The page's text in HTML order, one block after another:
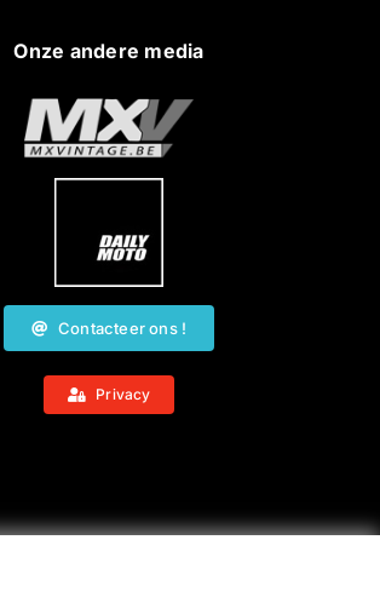
Onze andere media
Contacteer ons !
Privacy